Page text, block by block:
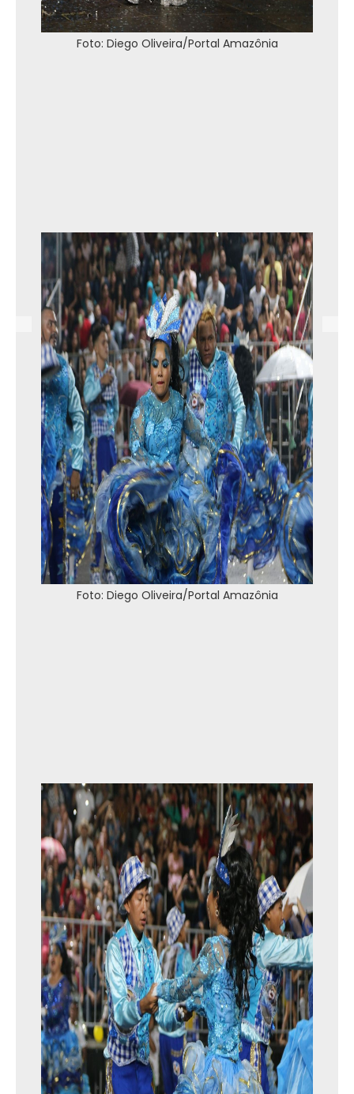
Foto: Diego Oliveira/Portal Amazônia
Foto: Diego Oliveira/Portal Amazônia